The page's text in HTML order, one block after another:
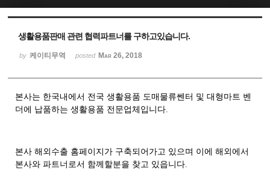
생활용품판매 관련 협력파트너를 구하고있습니다.
by 케이티무역 posted Mar 26, 2018
본사는 한국내에서 전국 생활용품 도매물류쎈터 및 대형마트 벤
더에 납품하는 생활용품 전문업체입니다.
본사 해외수출 홈페이지가 구축되어가고 있으며 이에 해외에서
본사와 파트너로서 함께할분을 찾고 있읍니다.
Sketchbook5, 스케치북5